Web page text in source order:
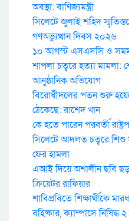
অবস্থা: বাণিজ্যমন্ত্রী
সিলেটে জুলাই শহিদ
গণঅভ্যুত্থান দিবস ২০২৬
১০ আগস্ট এসএসসি ও
শাপলা চত্বরে হত্যা মামলা:
আনুষ্ঠানিক অভিযোগ
বিরোধীদলের পতন শুরু
ঠেকেছে: রাশেদ খান
কে হতে পারেন পরবর্তী
সিলেটে আদলত চত্বরে শিশু
ফের হামলা
এআই দিয়ে অশালীন ছবি
ক্রিয়েটর রাফিয়ার
শাবিপ্রবিতে শিক্ষার্থীকে
বহিষ্কার, ক্যাম্পাসে নিষিদ্ধ